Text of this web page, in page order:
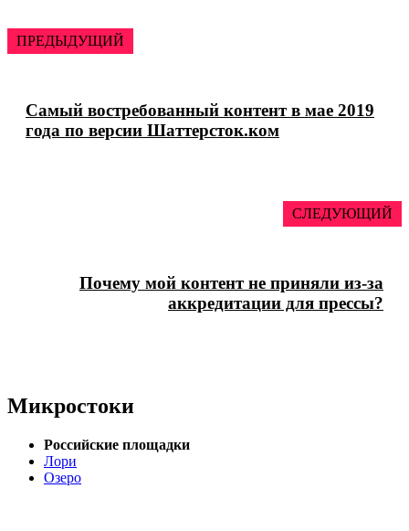
ПРЕДЫДУЩИЙ
Самый востребованный контент в мае 2019
года по версии Шаттерсток.ком
СЛЕДУЮЩИЙ
Почему мой контент не приняли из-за
аккредитации для прессы?
Микростоки
Российские площадки
Лори
Озеро